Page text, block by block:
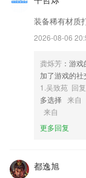
3,包括文言文原文、
言文学习的好帮手；
4,网易cc直播电视版
app数学平衡木手机
天才app猜猜我是谁
机版网易云游戏平
明成长游戏东东龙
碰碰狐九九乘法表
物园游戏碰碰狐圣
三甲医院专业医生咨询;
装备稀有材质
2026-08-06
龚烁芳 ：游
加了游戏的社
1.吴致苑 回
多选择 来自
来自
更多回复
都逸旭